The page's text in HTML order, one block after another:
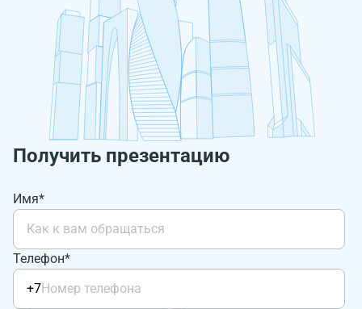
Получить презентацию
Имя*
Телефон*
+7